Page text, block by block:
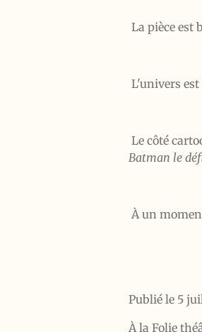
La pièce est
L'univers
Le côté
Batman le
À un
Publié le 5
À la Folie